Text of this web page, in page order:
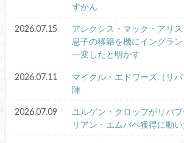
すかん
2026.07.15
アレクシス・マック・アリ
息子の移籍を機にイングラ
一変したと明かす
2026.07.11
マイクル・エドワーズ（リ
陣
2026.07.09
ユルゲン・クロップがリバ
リアン・エムバペ獲得に動